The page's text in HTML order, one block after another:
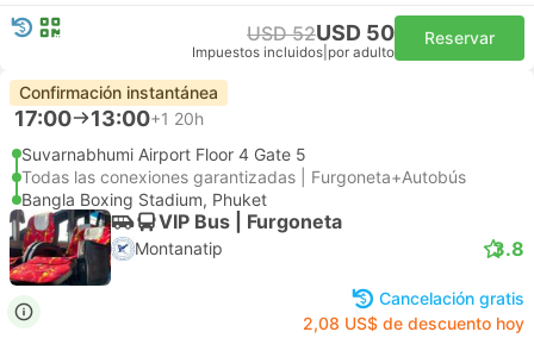
USD 52USD 50
Impuestos incluidos por adulto
Reservar
Confirmación instantánea
17:00 13:00+1 20h
Suvarnabhumi Airport Floor 4 Gate 5
Todas las conexiones garantizadas | Furgoneta+Autobús
Bangla Boxing Stadium, Phuket
VIP Bus | Furgoneta
Montanatip 3.8
Cancelación gratis
2,08 US$ de descuento hoy